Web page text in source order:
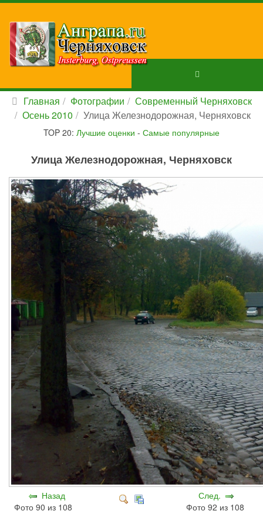
Главная Фотографии
Современный Черняховск
Осень 2010
Улица Железнодорожная, Черняховск
TOP 20: Лучшие оценки - Самые популярные
Улица Железнодорожная, Черняховск
Назад
Фото 90 из 108
След.
Фото 92 из 108